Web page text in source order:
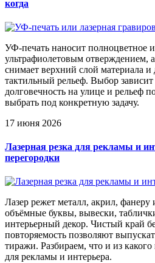
когда
УФ-печать наносит полноцветное
ультрафиолетовым отверждением,
снимает верхний слой материала
тактильный рельеф. Выбор
долговечность на улице и рельеф
выбрать под конкретную задачу.
17 июня 2026
Лазерная резка для рекламы и
перегородки
Лазер режет металл, акрил,
объёмные буквы, вывески,
интерьерный декор. Чистый край
повторяемость позволяют
тиражи. Разбираем, что и из
для рекламы и интерьера.